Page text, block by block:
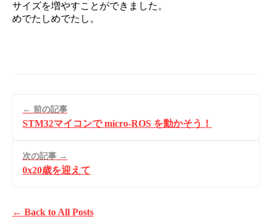
サイズを増やすことができました。
めでたしめでたし。
← 前の記事
STM32マイコンで micro-ROS を動かそう！
次の記事 →
0x20歳を迎えて
← Back to All Posts